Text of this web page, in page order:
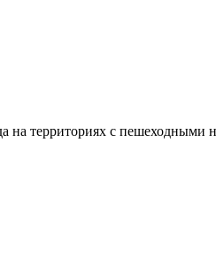
на территориях с пешеходными